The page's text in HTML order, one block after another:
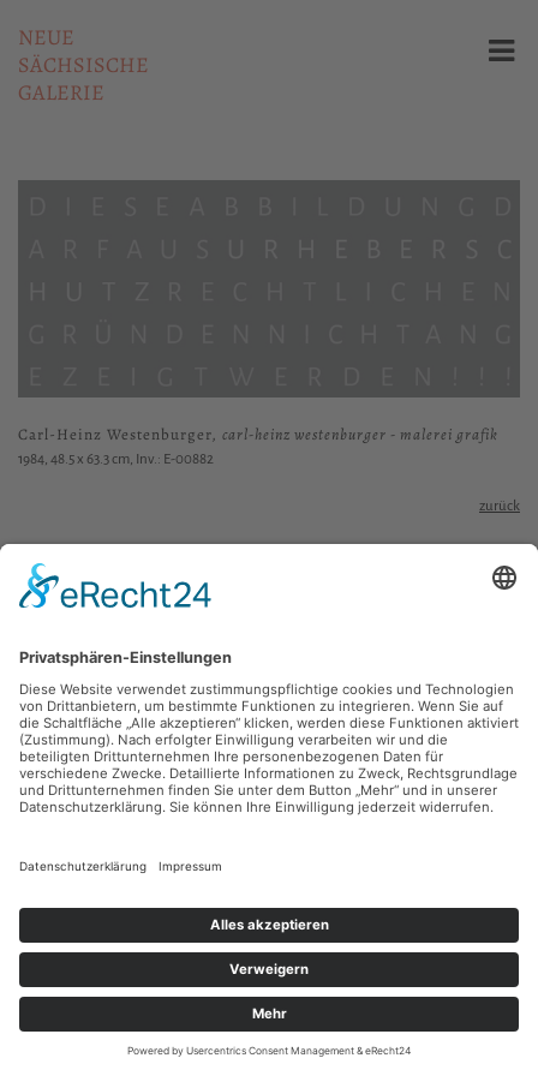
NEUE
SÄCHSISCHE
GALERIE
Carl-Heinz Westenburger, carl-heinz westenburger - malerei grafik
1984, 48.5 x 63.3 cm, Inv.: E-00882
zurück
Sie haben Fragen?
Bitte schreiben Sie ansammlung@kunsthuette.de
Kontakt
Newsletter
Datenschutz
Impressum
Facebook
Instagram
Youtube